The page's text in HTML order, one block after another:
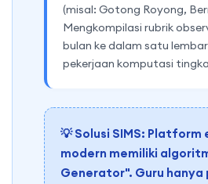
(misal: Gotong Royong,
Mengkompilasi rubrik
bulan ke dalam satu
pekerjaan komputasi
💡 Solusi SIMS: Platform
modern memiliki
Generator". Guru hanya